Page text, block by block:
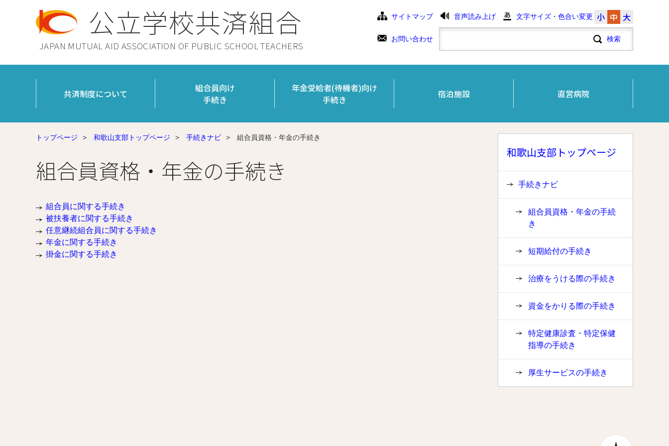
公立学校共済組合
JAPAN MUTUAL AID ASSOCIATION OF PUBLIC SCHOOL TEACHERS
サイトマップ 音声読み上げ 文字サイズ・色合い変更 小 中 大
お問い合わせ
共済制度について
組合員向け
手続き
年金受給者(待機者)向け
手続き
宿泊施設 直営病院
トップページ > 和歌山支部トップページ > 手続きナビ > 組合員資格・年金の手続き
組合員資格・年金の手続き
組合員に関する手続き
被扶養者に関する手続き
任意継続組合員に関する手続き
年金に関する手続き
掛金に関する手続き
和歌山支部トップページ
手続きナビ
組合員資格・年金の手続
き
短期給付の手続き
治療をうける際の手続き
資金をかりる際の手続き
特定健康診査・特定保健
指導の手続き
厚生サービスの手続き